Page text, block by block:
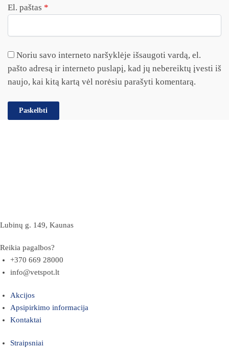
El. paštas *
Noriu savo interneto naršyklėje išsaugoti vardą, el.
pašto adresą ir interneto puslapį, kad jų nebereiktų įvesti iš
naujo, kai kitą kartą vėl norėsiu parašyti komentarą.
Lubinų g. 149, Kaunas
Reikia pagalbos?
+370 669 28000
info@vetspot.lt
Akcijos
Apsipirkimo informacija
Kontaktai
Straipsniai